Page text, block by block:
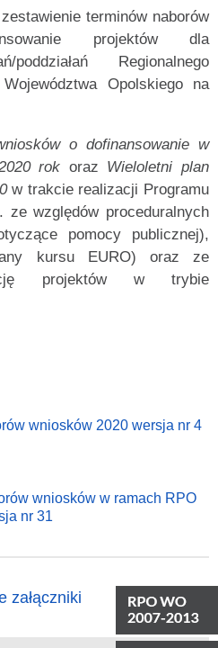
terminów naborów
projektów dla
poddziałań Regionalnego
Opolskiego na
o dofinansowanie w
rok oraz Wieloletni plan
w trakcie realizacji Programu
ze względów proceduralnych
pomocy publicznej),
kursu EURO) oraz ze
projektów w trybie
wniosków 2020 wersja nr 4
wniosków w ramach RPO
nr 31
załączniki